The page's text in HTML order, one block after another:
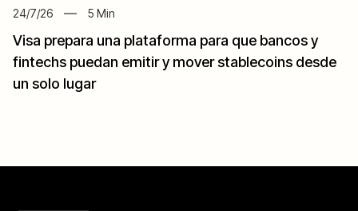
24/7/26 5 Min
Visa prepara una plataforma para que bancos y
fintechs puedan emitir y mover stablecoins desde
un solo lugar